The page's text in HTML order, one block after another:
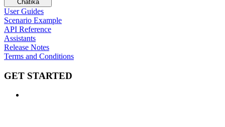
Chatika
User Guides
Scenario Example
API Reference
Assistants
Release Notes
Terms and Conditions
GET STARTED